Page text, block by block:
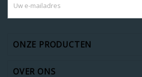
ONZE PRODUCTEN
OVER ONS